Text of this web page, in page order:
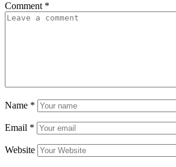
Comment *
Name *
Email *
Website